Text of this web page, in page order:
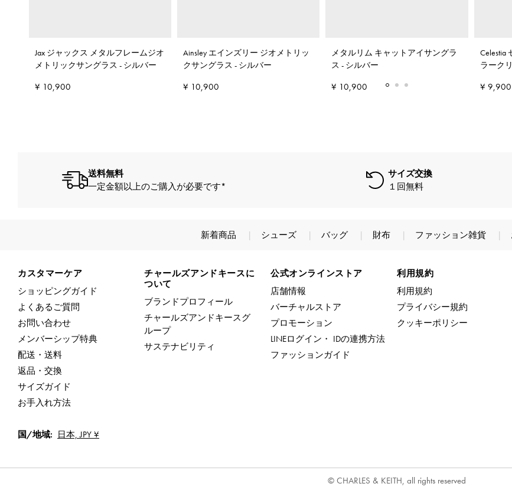
Jax ジャックス メタルフレームジオ
メトリックサングラス - シルバー
¥ 10,900
Ainsley エインズリー ジオメトリッ
クサングラス- シルバー
¥ 10,900
メタルリム キャットアイサングラ
ス- シルバー
¥ 10,900
Celestia
ラーク
¥ 9,900
送料無料
一定金額以上のご購入が必要です*
サイズ交換
１回無料
新着商品 シューズ バッグ 財布 ファッション雑貨
カスタマーケア
ショッピングガイド
よくあるご質問
お問い合わせ
メンバーシップ特典
配送・送料
返品・交換
サイズガイド
お手入れ方法
チャールズアンドキースに
ついて
ブランドプロフィール
チャールズアンドキースグ
ループ
サステナビリティ
公式オンラインストア
店舗情報
バーチャルストア
プロモーション
LINEログイン・ IDの連携方法
ファッションガイド
利用規約
利用規約
プライバシー規約
クッキーポリシー
国/地域: 日本, JPY ¥
© CHARLES & KEITH, all rights reserved